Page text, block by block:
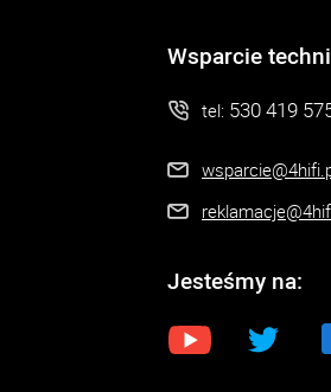
Wsparcie
tel: 530 419
Jesteśmy na: